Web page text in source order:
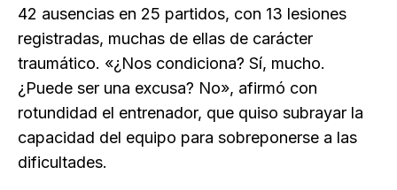
42 ausencias en 25 partidos, con 13 lesiones
registradas, muchas de ellas de carácter
traumático. «¿Nos condiciona? Sí, mucho.
¿Puede ser una excusa? No», afirmó con
rotundidad el entrenador, que quiso subrayar la
capacidad del equipo para sobreponerse a las
dificultades.